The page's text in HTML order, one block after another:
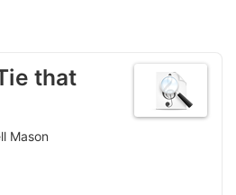
that
Mason